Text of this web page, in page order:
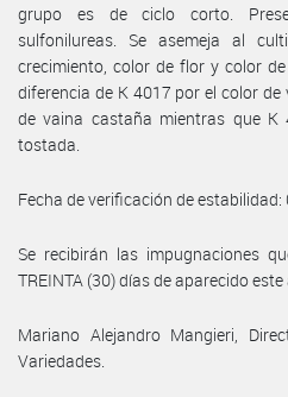
grupo es de ciclo corto.
sulfonilureas. Se asemeja al
crecimiento, color de flor y color
diferencia de K 4017 por el color
de vaina castaña mientras que K
tostada.
Fecha de verificación de
Se recibirán las impugnaciones
TREINTA (30) días de aparecido este
Mariano Alejandro Mangieri,
Variedades.